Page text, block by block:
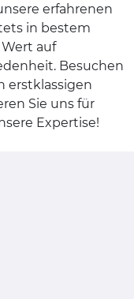
erfahrenen
in bestem
auf
Besuchen
erstklassigen
Sie uns für
Expertise!